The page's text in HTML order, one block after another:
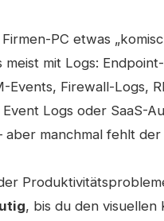
PC etwas
meist mit Logs: Endpoint-
Events, Firewall-Logs,
Logs oder SaaS-
manchmal fehlt der
, bis du den visuellen